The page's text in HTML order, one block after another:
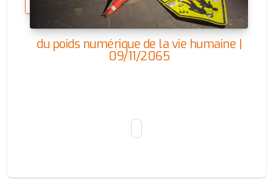
du poids numérique de la vie humaine |
09/11/2065